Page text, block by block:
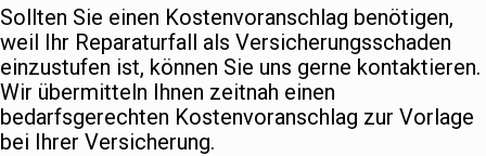
Sollten Sie einen Kostenvoranschlag benötigen,
weil Ihr Reparaturfall als Versicherungsschaden
einzustufen ist, können Sie uns gerne kontaktieren.
Wir übermitteln Ihnen zeitnah einen
bedarfsgerechten Kostenvoranschlag zur Vorlage
bei Ihrer Versicherung.